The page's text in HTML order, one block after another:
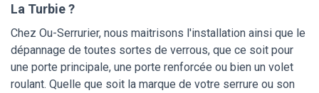
La Turbie ?
Chez Ou-Serrurier, nous maitrisons l'installation ainsi que le
dépannage de toutes sortes de verrous, que ce soit pour
une porte principale, une porte renforcée ou bien un volet
roulant. Quelle que soit la marque de votre serrure ou son